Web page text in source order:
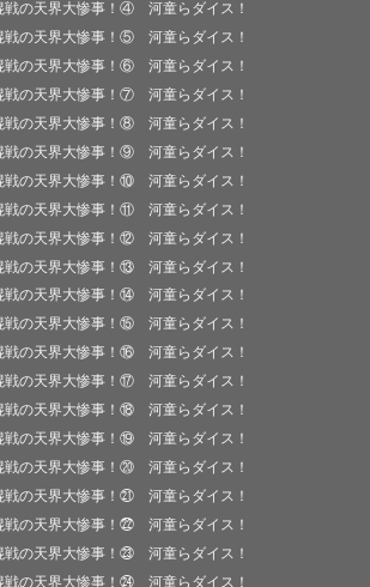
の天界大惨事！④ 河童らダイス！
の天界大惨事！⑤ 河童らダイス！
の天界大惨事！⑥ 河童らダイス！
の天界大惨事！⑦ 河童らダイス！
の天界大惨事！⑧ 河童らダイス！
の天界大惨事！⑨ 河童らダイス！
の天界大惨事！⑩ 河童らダイス！
の天界大惨事！⑪ 河童らダイス！
の天界大惨事！⑫ 河童らダイス！
の天界大惨事！⑬ 河童らダイス！
の天界大惨事！⑭ 河童らダイス！
の天界大惨事！⑮ 河童らダイス！
の天界大惨事！⑯ 河童らダイス！
の天界大惨事！⑰ 河童らダイス！
の天界大惨事！⑱ 河童らダイス！
の天界大惨事！⑲ 河童らダイス！
の天界大惨事！⑳ 河童らダイス！
の天界大惨事！㉑ 河童らダイス！
の天界大惨事！㉒ 河童らダイス！
の天界大惨事！㉓ 河童らダイス！
の天界大惨事！㉔ 河童らダイス！